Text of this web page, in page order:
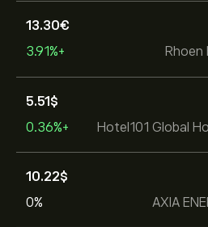
Rhoen
13.30‎€‎
+3.91%
Hotel101 Global
5.51‎$‎
+0.36%
AXIA
10.22‎$‎
0%